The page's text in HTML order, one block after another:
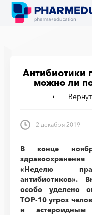
Антибиотики
можно ли
2 декабря 2019
В конце
«Неделю
антибиотиков».
особо уделено
ТОР-10 угроз
и астероидным